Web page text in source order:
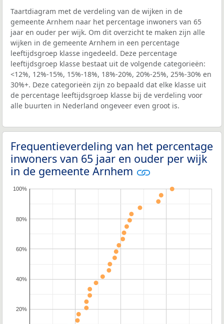
Taartdiagram met de verdeling van de wijken in de
gemeente Arnhem naar het percentage inwoners van 65
jaar en ouder per wijk. Om dit overzicht te maken zijn alle
wijken in de gemeente Arnhem in een percentage
leeftijdsgroep klasse ingedeeld. Deze percentage
leeftijdsgroep klasse bestaat uit de volgende categorieën:
<12%, 12%-15%, 15%-18%, 18%-20%, 20%-25%, 25%-30% en
30%+. Deze categorieën zijn zo bepaald dat elke klasse uit
de percentage leeftijdsgroep klasse bij de verdeling voor
alle buurten in Nederland ongeveer even groot is.
Frequentieverdeling van het percentage
inwoners van 65 jaar en ouder per wijk
in de gemeente Arnhem
20%
40%
60%
80%
100%